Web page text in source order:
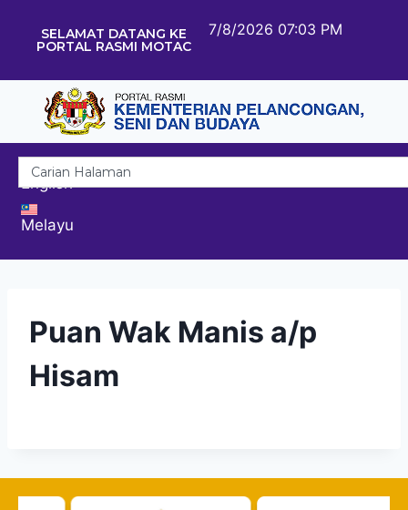
SELAMAT DATANG KE
PORTAL RASMI MOTAC
7/8/2026 07:03 PM
English
Melayu
Puan Wak Manis a/p
Hisam